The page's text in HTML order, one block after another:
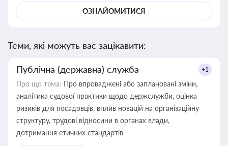
ОЗНАЙОМИТИСЯ
Теми, які можуть вас зацікавити:
Публічна (державна) служба +1
Про що тема: Про впроваджені або заплановані зміни,
аналітика судової практики щодо держслужби, оцінка
ризиків для посадовців, вплив новацій на організаційну
структуру, трудові відносини в органах влади,
дотримання етичних стандартів